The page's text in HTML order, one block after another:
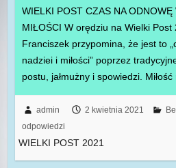
WIELKI POST CZAS NA ODNOWĘ
MIŁOŚCI W orędziu na Wielki Post
Franciszek przypomina, że jest to
nadziei i miłości” poprzez
postu, jałmużny i spowiedzi.
admin 2 kwietnia 2021
odpowiedzi
WIELKI POST 2021